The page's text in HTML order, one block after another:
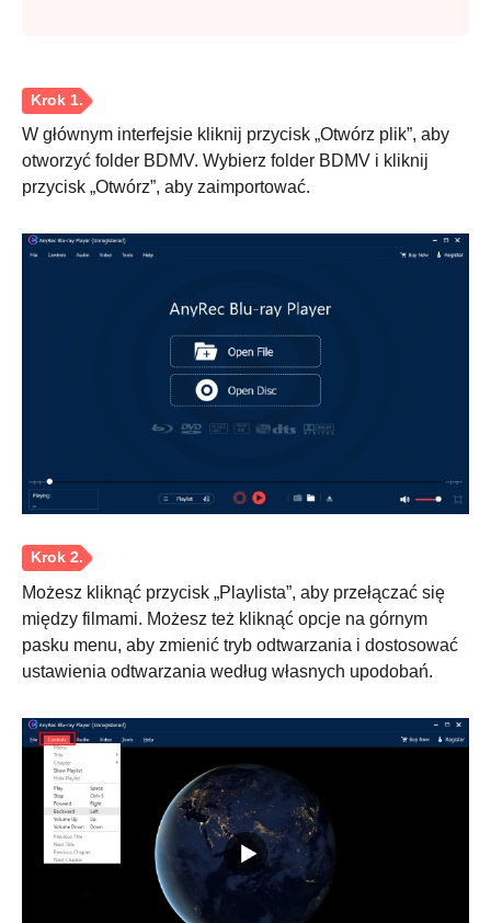
Krok 1.
W głównym interfejsie kliknij przycisk „Otwórz plik”, aby
otworzyć folder BDMV. Wybierz folder BDMV i kliknij
przycisk „Otwórz”, aby zaimportować.
Możesz kliknąć przycisk „Playlista”, aby przełączać się
między filmami. Możesz też kliknąć opcje na górnym
pasku menu, aby zmienić tryb odtwarzania i dostosować
ustawienia odtwarzania według własnych upodobań.